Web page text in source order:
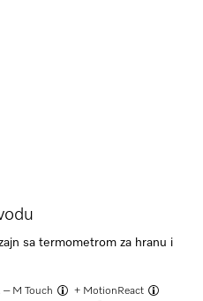
sa termometrom za hranu i
– M Touch + MotionReact